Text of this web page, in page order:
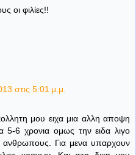
οι φιλίες!!
στις 5:01 μ.μ.
μου ειχα μια αλλη αποψη
5-6 χρονια ομως την ειδα λιγο
Για μενα υπαρχουν